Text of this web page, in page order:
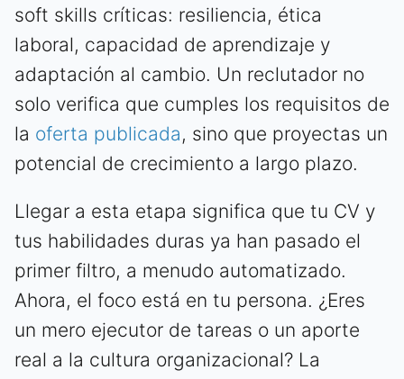
soft skills críticas: resiliencia, ética
laboral, capacidad de aprendizaje y
adaptación al cambio. Un reclutador no
solo verifica que cumples los requisitos de
la oferta publicada, sino que proyectas un
potencial de crecimiento a largo plazo.
Llegar a esta etapa significa que tu CV y
tus habilidades duras ya han pasado el
primer filtro, a menudo automatizado.
Ahora, el foco está en tu persona. ¿Eres
un mero ejecutor de tareas o un aporte
real a la cultura organizacional? La